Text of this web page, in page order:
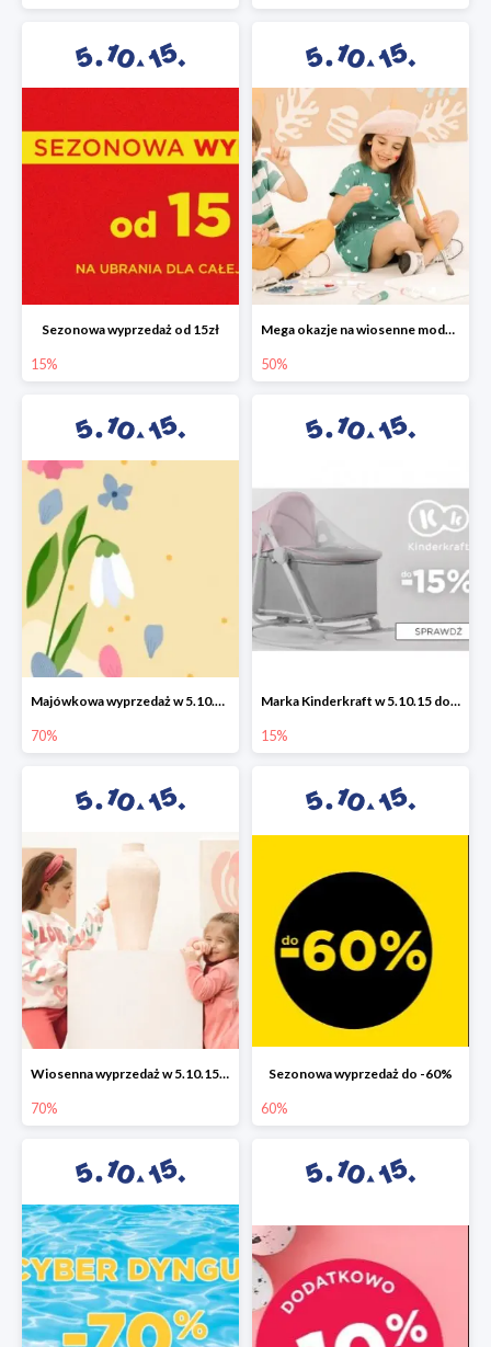
Sezonowa wyprzedaż od 15zł
15%
Mega okazje na wiosenne modele w 5.10.15 do -50%
50%
Majówkowa wyprzedaż w 5.10.15 do -70%
70%
Marka Kinderkraft w 5.10.15 do -15%
15%
Wiosenna wyprzedaż w 5.10.15 do -70%
70%
Sezonowa wyprzedaż do -60%
60%